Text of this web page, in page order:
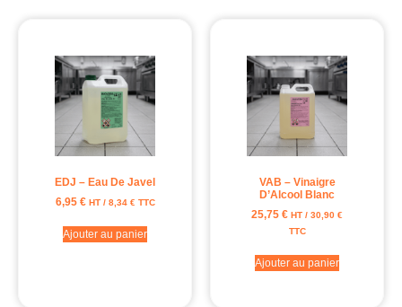
EDJ – Eau De Javel
6,95 € HT / 8,34 € TTC
Ajouter au panier
VAB – Vinaigre
D’Alcool Blanc
25,75 € HT / 30,90 €
TTC
Ajouter au panier